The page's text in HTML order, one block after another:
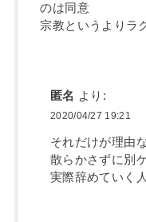
のは同意
宗教というよりラ
匿名 より:
2020/04/27 19:21
それだけが理由
散らかさずに別
実際辞めていく